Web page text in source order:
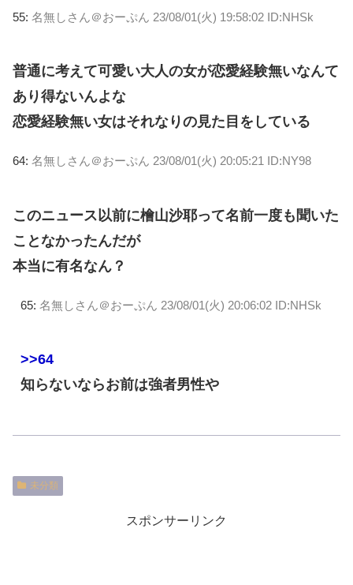
55: 名無しさん＠おーぷん 23/08/01(火) 19:58:02 ID:NHSk
普通に考えて可愛い大人の女が恋愛経験無いなんて
あり得ないんよな
恋愛経験無い女はそれなりの見た目をしている
64: 名無しさん＠おーぷん 23/08/01(火) 20:05:21 ID:NY98
このニュース以前に檜山沙耶って名前一度も聞いた
ことなかったんだが
本当に有名なん？
65: 名無しさん＠おーぷん 23/08/01(火) 20:06:02 ID:NHSk
>>64
知らないならお前は強者男性や
未分類
スポンサーリンク